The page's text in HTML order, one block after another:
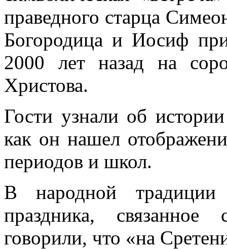
праведного старца
Богородица и Иосиф
2000 лет назад на
Христова.
Гости узнали об
как он нашел
периодов и школ.
В народной традиции
праздника,
говорили, что «на